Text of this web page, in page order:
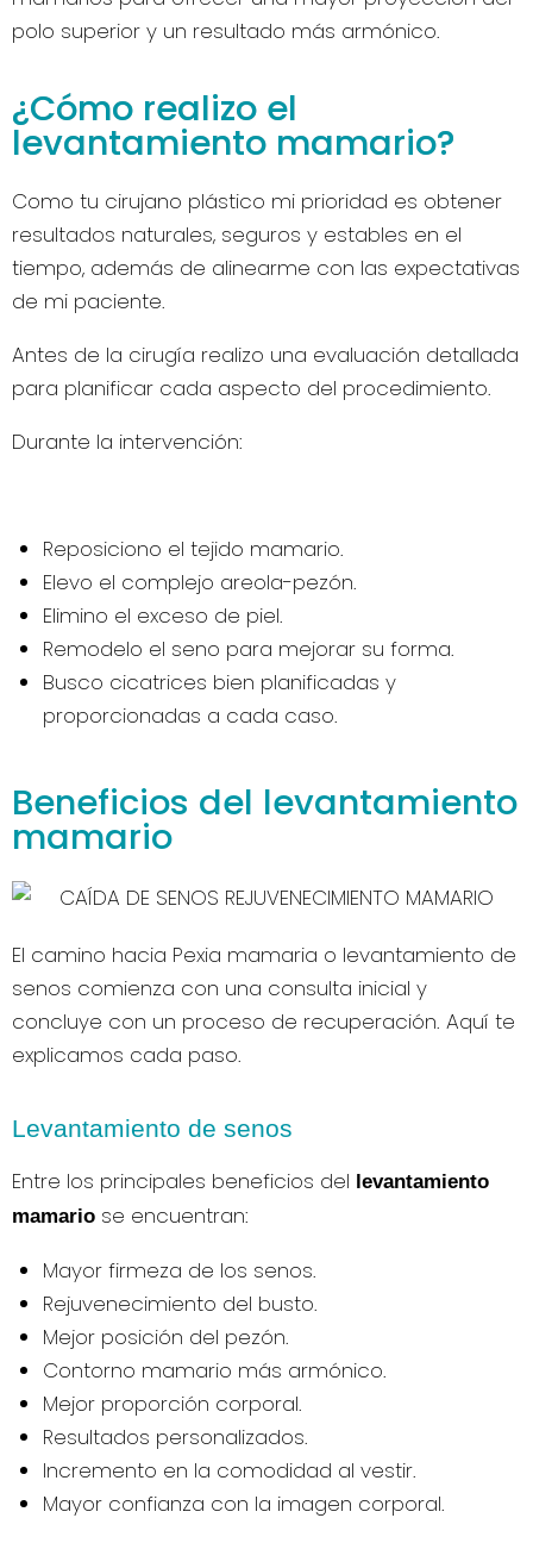
polo superior y un resultado más armónico.
¿Cómo realizo el
levantamiento mamario?
Como tu cirujano plástico mi prioridad es obtener
resultados naturales, seguros y estables en el
tiempo, además de alinearme con las expectativas
de mi paciente.
Antes de la cirugía realizo una evaluación detallada
para planificar cada aspecto del procedimiento.
Durante la intervención:
Reposiciono el tejido mamario.
Elevo el complejo areola-pezón.
Elimino el exceso de piel.
Remodelo el seno para mejorar su forma.
Busco cicatrices bien planificadas y
proporcionadas a cada caso.
Beneficios del levantamiento
mamario
El camino hacia Pexia mamaria o levantamiento de
senos comienza con una consulta inicial y
concluye con un proceso de recuperación. Aquí te
explicamos cada paso.
Levantamiento de senos
Entre los principales beneficios del levantamiento
mamario se encuentran:
Mayor firmeza de los senos.
Rejuvenecimiento del busto.
Mejor posición del pezón.
Contorno mamario más armónico.
Mejor proporción corporal.
Resultados personalizados.
Incremento en la comodidad al vestir.
Mayor confianza con la imagen corporal.